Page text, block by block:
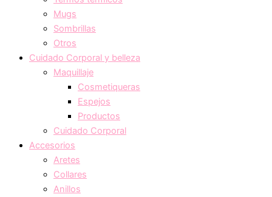
Mugs
Sombrillas
Otros
Cuidado Corporal y belleza
Maquillaje
Cosmetiqueras
Espejos
Productos
Cuidado Corporal
Accesorios
Aretes
Collares
Anillos